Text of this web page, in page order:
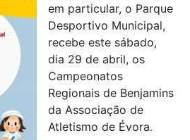
em particular, o Parque
Desportivo Municipal,
recebe este sábado,
dia 29 de abril, os
Campeonatos
Regionais de Benjamins
da Associação de
Atletismo de Évora.